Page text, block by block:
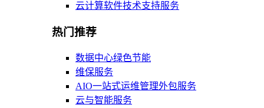
云计算软件技术支持服务
热门推荐
数据中心绿色节能
维保服务
AIO一站式运维管理外包服务
云与智能服务